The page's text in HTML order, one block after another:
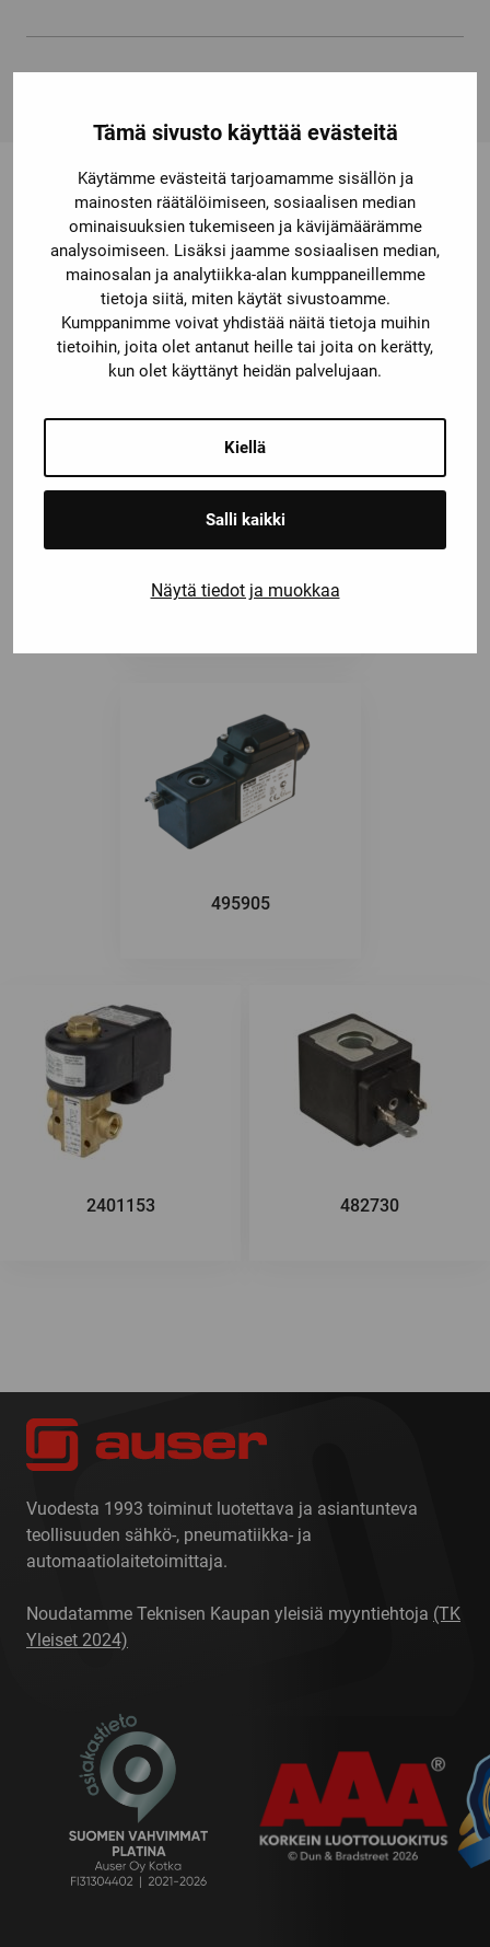
Tämä sivusto käyttää evästeitä
Käytämme evästeitä tarjoamamme sisällön ja
mainosten räätälöimiseen, sosiaalisen median
ominaisuuksien tukemiseen ja kävijämäärämme
analysoimiseen. Lisäksi jaamme sosiaalisen median,
mainosalan ja analytiikka-alan kumppaneillemme
tietoja siitä, miten käytät sivustoamme.
Kumppanimme voivat yhdistää näitä tietoja muihin
tietoihin, joita olet antanut heille tai joita on kerätty,
kun olet käyttänyt heidän palvelujaan.
Kiellä
Salli kaikki
Näytä tiedot ja muokkaa
Saatat olla kiinnostunut myös
näistä
2622000
495905
2401153 482730
Vuodesta 1993 toiminut luotettava ja asiantunteva
teollisuuden sähkö-, pneumatiikka- ja
automaatiolaitetoimittaja.
Noudatamme Teknisen Kaupan yleisiä myyntiehtoja (TK
Yleiset 2024)